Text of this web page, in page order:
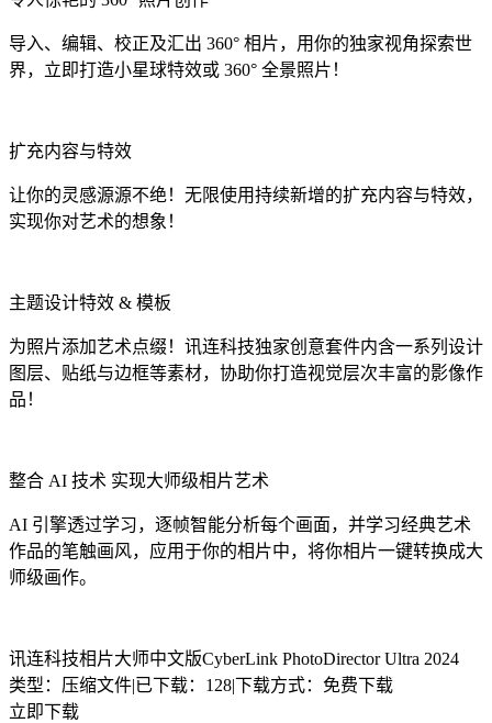
导入、编辑、校正及汇出 360° 相片，用你的独家视角探索世
界，立即打造小星球特效或 360° 全景照片！
扩充内容与特效
让你的灵感源源不绝！无限使用持续新增的扩充内容与特效，
实现你对艺术的想象！
主题设计特效 & 模板
为照片添加艺术点缀！讯连科技独家创意套件内含一系列设计
图层、贴纸与边框等素材，协助你打造视觉层次丰富的影像作
品！
整合 AI 技术 实现大师级相片艺术
AI 引擎透过学习，逐帧智能分析每个画面，并学习经典艺术
作品的笔触画风，应用于你的相片中，将你相片一键转换成大
师级画作。
讯连科技相片大师中文版CyberLink PhotoDirector Ultra 2024
类型：压缩文件|已下载：128|下载方式：免费下载
立即下载